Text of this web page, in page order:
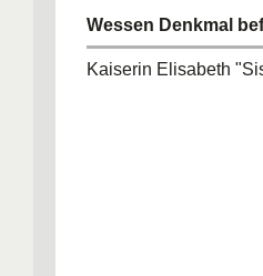
Wessen Denkmal
Kaiserin Elisabeth